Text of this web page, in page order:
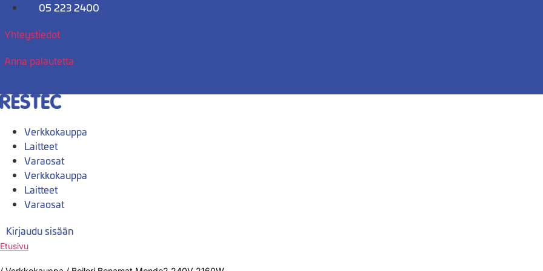
Mene
05 223 2400
Yhteystiedot
Anna palautetta
Verkkokauppa
Laitteet
Varaosat
Verkkokauppa
Laitteet
Varaosat
Kirjaudu sisään
Etusivu